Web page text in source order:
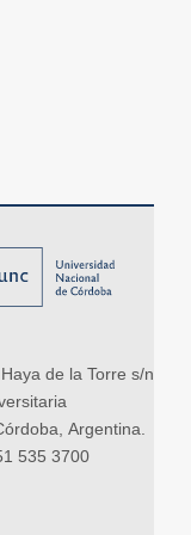
de la Torre s/n,
Argentina.
535 3700